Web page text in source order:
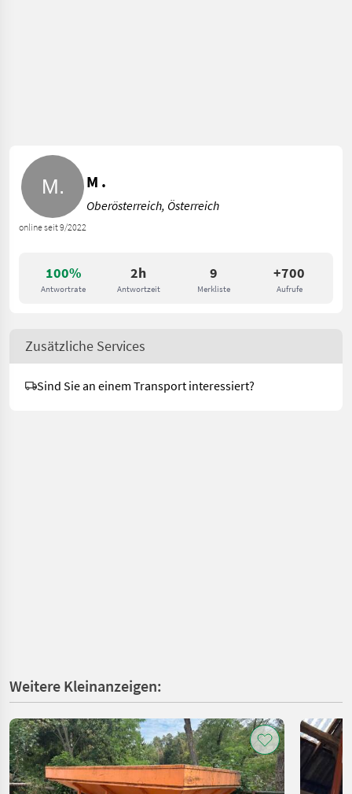
100%
Antwortrate
2h
Antwortzeit
9
Merkliste
+700
Aufrufe
online seit 9/2022
M .
Oberösterreich, Österreich
Zusätzliche Services
Sind Sie an einem Transport interessiert?
Weitere Kleinanzeigen: